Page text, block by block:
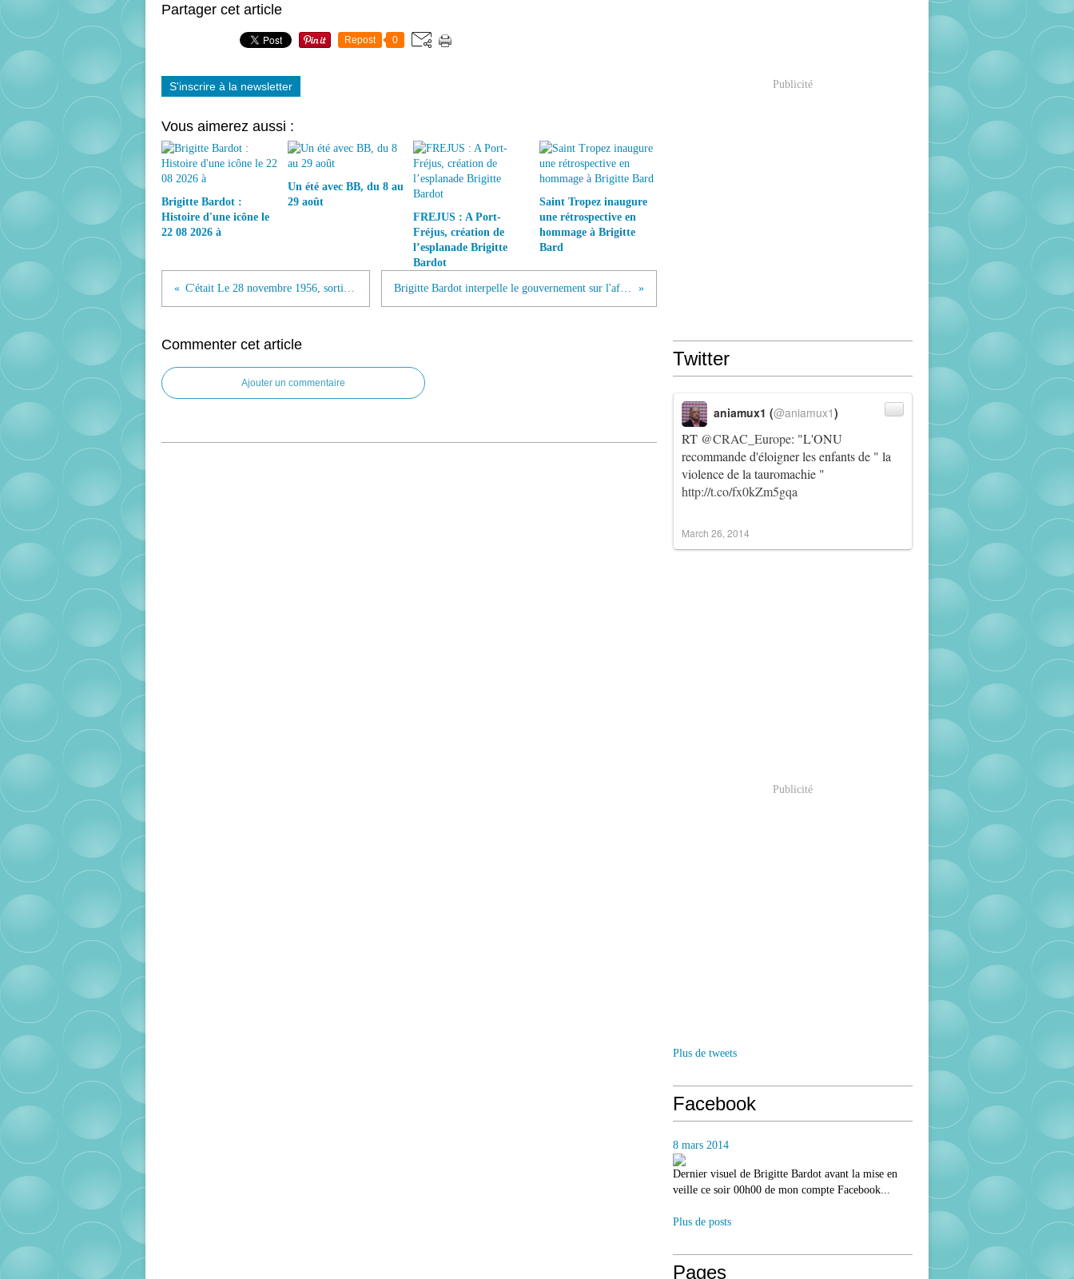
Partager cet article
Repost 0
S'inscrire à la newsletter
Vous aimerez aussi :
Brigitte Bardot :
Histoire d'une icône le
22 08 2026 à
Un été avec BB, du 8 au
29 août
FREJUS : A Port-
Fréjus, création de
l’esplanade Brigitte
Bardot
Saint Tropez inaugure
une rétrospective en
hommage à Brigitte
Bard
Commenter cet article
Ajouter un commentaire
Publicité
Twitter
RT @CRAC_Europe: "L'ONU
recommande d'éloigner les enfants de " la
violence de la tauromachie "
http://t.co/fx0kZm5gqa
aniamux1 (@aniamux1)
March 26, 2014
Publicité
Plus de tweets
Facebook
8 mars 2014
Dernier visuel de Brigitte Bardot avant la mise en
veille ce soir 00h00 de mon compte Facebook...
Plus de posts
Pages